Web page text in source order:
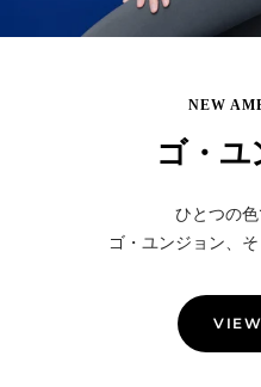
NEW
ゴ・ユ
ひとつの
ゴ・ユンジョン、